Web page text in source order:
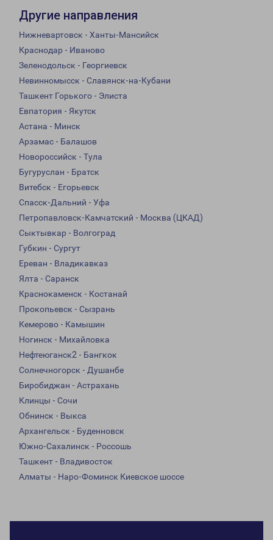
Другие направления
Нижневартовск - Ханты-Мансийск
Краснодар - Иваново
Зеленодольск - Георгиевск
Невинномысск - Славянск-на-Кубани
Ташкент Горького - Элиста
Евпатория - Якутск
Астана - Минск
Арзамас - Балашов
Новороссийск - Тула
Бугуруслан - Братск
Витебск - Егорьевск
Спасск-Дальний - Уфа
Петропавловск-Камчатский - Москва (ЦКАД)
Сыктывкар - Волгоград
Губкин - Сургут
Ереван - Владикавказ
Ялта - Саранск
Краснокаменск - Костанай
Прокопьевск - Сызрань
Кемерово - Камышин
Ногинск - Михайловка
Нефтеюганск2 - Бангкок
Солнечногорск - Душанбе
Биробиджан - Астрахань
Клинцы - Сочи
Обнинск - Выкса
Архангельск - Буденновск
Южно-Сахалинск - Россошь
Ташкент - Владивосток
Алматы - Наро-Фоминск Киевское шоссе